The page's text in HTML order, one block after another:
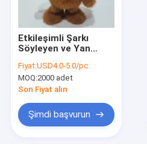
Etkileşimli Şarkı
Söyleyen ve Yan
Peluş
Fiyat:USD4.0-5.0/pc
MOQ:2000 adet
Son Fiyat alın
Şimdi başvurun